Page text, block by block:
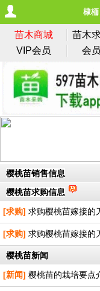
棣栭
苗木商城 苗木
VIP会员
会
樱桃苗销售信息
樱桃苗求购信息
[求购] 求购樱桃苗嫁接的
[求购] 求购樱桃苗嫁接的
樱桃苗新闻
[新闻] 樱桃苗的栽培要点